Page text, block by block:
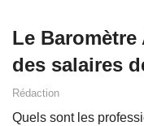
Le Baromètre
des salaires
Rédaction
Quels sont les